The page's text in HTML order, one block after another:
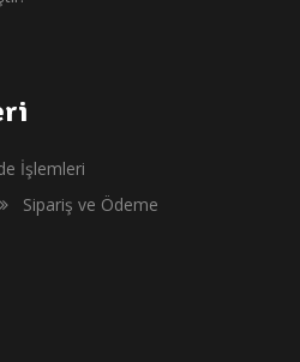
İşlemleri
Sipariş ve Ödeme